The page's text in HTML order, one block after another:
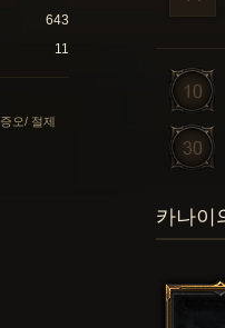
643
11
증오/ 절제
카나이